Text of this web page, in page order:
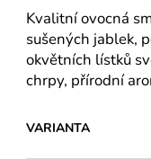
z
5
hvězdiček.
Kvalitní ovocná
sušených jablek,
okvětních lístků
chrpy, přírodní
VARIANTA